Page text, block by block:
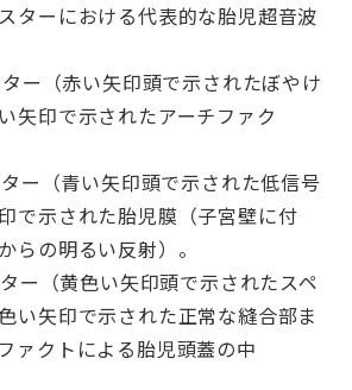
ターにおける代表的な胎児超音波
ー（赤い矢印頭で示されたぼやけ
矢印で示されたアーチファク
ー（青い矢印頭で示された低信号
で示された胎児膜（子宮壁に付
らの明るい反射）。
ー（黄色い矢印頭で示されたスペ
い矢印で示された正常な縫合部ま
ァクトによる胎児頭蓋の中